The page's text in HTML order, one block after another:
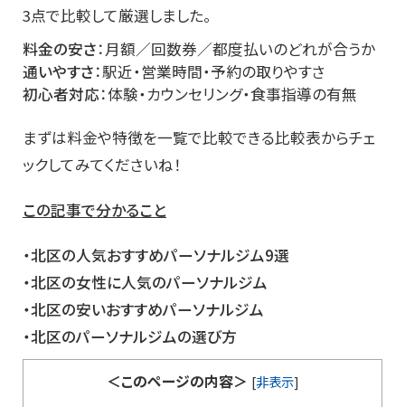
3点で比較して厳選しました。
料金の安さ：月額／回数券／都度払いのどれが合うか
通いやすさ：駅近・営業時間・予約の取りやすさ
初心者対応：体験・カウンセリング・食事指導の有無
まずは料金や特徴を一覧で比較できる比較表からチェ
ックしてみてくださいね！
この記事で分かること
・北区の人気おすすめパーソナルジム9選
・北区の女性に人気のパーソナルジム
・北区の安いおすすめパーソナルジム
・北区のパーソナルジムの選び方
＜このページの内容＞ [非表示]